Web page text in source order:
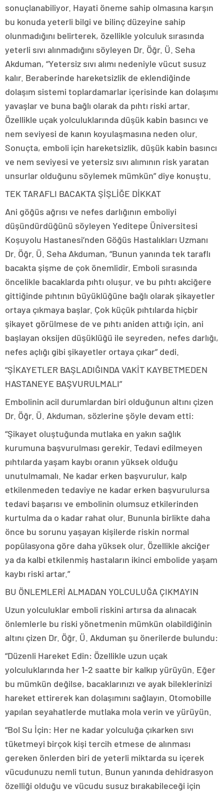
sonuçlanabiliyor. Hayati öneme sahip olmasına karşın
bu konuda yeterli bilgi ve bilinç düzeyine sahip
olunmadığını belirterek, özellikle yolculuk sırasında
yeterli sıvı alınmadığını söyleyen Dr. Öğr. Ü. Seha
Akduman, “Yetersiz sıvı alımı nedeniyle vücut susuz
kalır. Beraberinde hareketsizlik de eklendiğinde
dolaşım sistemi toplardamarlar içerisinde kan dolaşımı
yavaşlar ve buna bağlı olarak da pıhtı riski artar.
Özellikle uçak yolculuklarında düşük kabin basıncı ve
nem seviyesi de kanın koyulaşmasına neden olur.
Sonuçta, emboli için hareketsizlik, düşük kabin basıncı
ve nem seviyesi ve yetersiz sıvı alımının risk yaratan
unsurlar olduğunu söylemek mümkün” diye konuştu.
TEK TARAFLI BACAKTA ŞİŞLİĞE DİKKAT
Ani göğüs ağrısı ve nefes darlığının emboliyi
düşündürdüğünü söyleyen Yeditepe Üniversitesi
Koşuyolu Hastanesi’nden Göğüs Hastalıkları Uzmanı
Dr. Öğr. Ü. Seha Akduman, “Bunun yanında tek taraflı
bacakta şişme de çok önemlidir. Emboli sırasında
öncelikle bacaklarda pıhtı oluşur. ve bu pıhtı akciğere
gittiğinde pıhtının büyüklüğüne bağlı olarak şikayetler
ortaya çıkmaya başlar. Çok küçük pıhtılarda hiçbir
şikayet görülmese de ve pıhtı aniden attığı için, ani
başlayan oksijen düşüklüğü ile seyreden, nefes darlığı,
nefes açlığı gibi şikayetler ortaya çıkar” dedi.
“ŞİKAYETLER BAŞLADIĞINDA VAKİT KAYBETMEDEN
HASTANEYE BAŞVURULMALI”
Embolinin acil durumlardan biri olduğunun altını çizen
Dr. Öğr. Ü. Akduman, sözlerine şöyle devam etti:
“Şikayet oluştuğunda mutlaka en yakın sağlık
kurumuna başvurulması gerekir. Tedavi edilmeyen
pıhtılarda yaşam kaybı oranın yüksek olduğu
unutulmamalı. Ne kadar erken başvurulur, kalp
etkilenmeden tedaviye ne kadar erken başvurulursa
tedavi başarısı ve embolinin olumsuz etkilerinden
kurtulma da o kadar rahat olur. Bununla birlikte daha
önce bu sorunu yaşayan kişilerde riskin normal
popülasyona göre daha yüksek olur. Özellikle akciğer
ya da kalbi etkilenmiş hastaların ikinci embolide yaşam
kaybı riski artar.”
BU ÖNLEMLERİ ALMADAN YOLCULUĞA ÇIKMAYIN
Uzun yolculuklar emboli riskini artırsa da alınacak
önlemlerle bu riski yönetmenin mümkün olabildiğinin
altını çizen Dr. Öğr. Ü. Akduman şu önerilerde bulundu:
“Düzenli Hareket Edin: Özellikle uzun uçak
yolculuklarında her 1-2 saatte bir kalkıp yürüyün. Eğer
bu mümkün değilse, bacaklarınızı ve ayak bileklerinizi
hareket ettirerek kan dolaşımını sağlayın. Otomobille
yapılan seyahatlerde mutlaka mola verin ve yürüyün.
“Bol Su İçin: Her ne kadar yolculuğa çıkarken sıvı
tüketmeyi birçok kişi tercih etmese de alınması
gereken önlerden biri de yeterli miktarda su içerek
vücudunuzu nemli tutun. Bunun yanında dehidrasyon
özelliği olduğu ve vücudu susuz bırakabileceği için